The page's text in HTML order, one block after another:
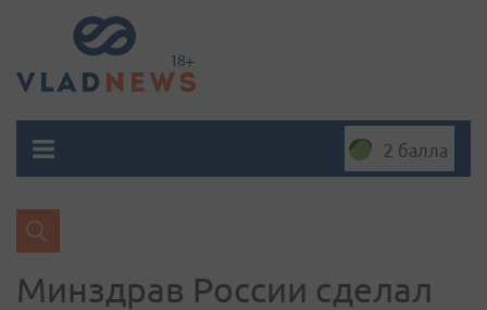
2 балла
Минздрав России сделал